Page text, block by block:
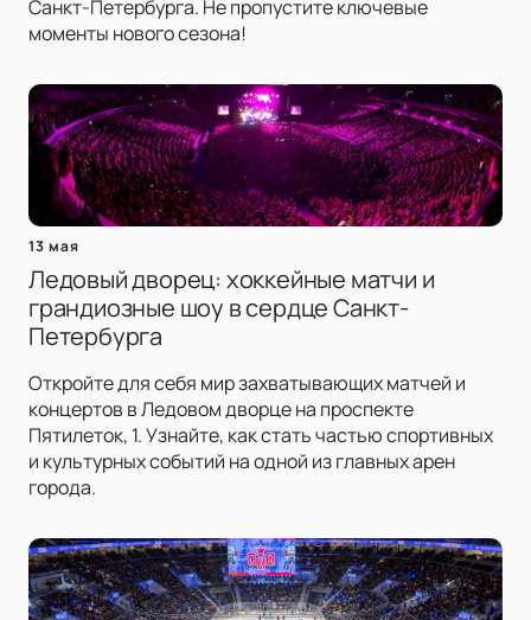
Санкт-Петербурга. Не пропустите ключевые
моменты нового сезона!
13 мая
Ледовый дворец: хоккейные матчи и
грандиозные шоу в сердце Санкт-
Петербурга
Откройте для себя мир захватывающих матчей и
концертов в Ледовом дворце на проспекте
Пятилеток, 1. Узнайте, как стать частью спортивных
и культурных событий на одной из главных арен
города.